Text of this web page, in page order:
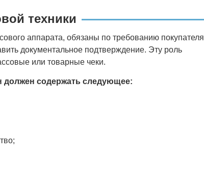
техники
аппарата, обязаны по требованию покупателя
документальное подтверждение. Эту роль
или товарные чеки.
должен содержать следующее: